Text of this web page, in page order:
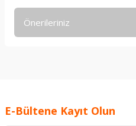
Önerileriniz
Ürün resmi kalitesiz, bozuk
E-Bültene Kayıt Olun